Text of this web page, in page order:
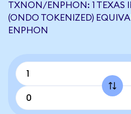
TXNON/ENPHON: 1 TEXAS
(ONDO TOKENIZED)
ENPHON